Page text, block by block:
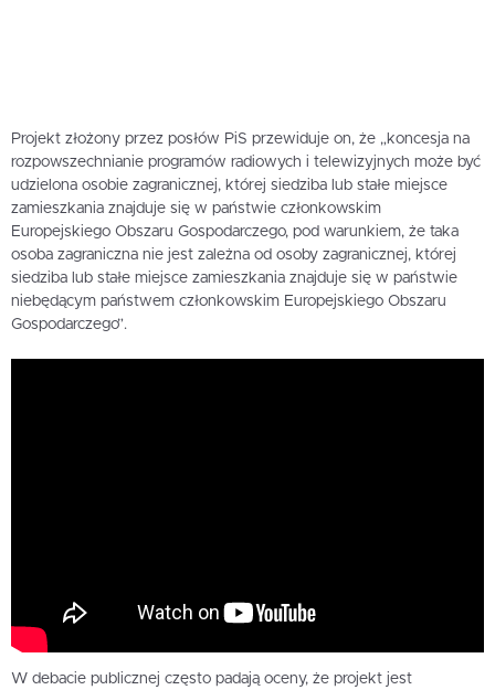
Projekt złożony przez posłów PiS przewiduje on, że „koncesja na
rozpowszechnianie programów radiowych i telewizyjnych może być
udzielona osobie zagranicznej, której siedziba lub stałe miejsce
zamieszkania znajduje się w państwie członkowskim
Europejskiego Obszaru Gospodarczego, pod warunkiem, że taka
osoba zagraniczna nie jest zależna od osoby zagranicznej, której
siedziba lub stałe miejsce zamieszkania znajduje się w państwie
niebędącym państwem członkowskim Europejskiego Obszaru
Gospodarczego”.
W debacie publicznej często padają oceny, że projekt jest